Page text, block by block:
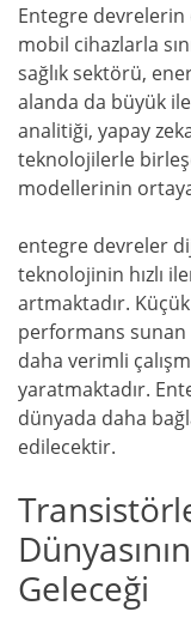
Entegre
mobil cihazlarla
sağlık sektörü,
alanda da büyük
analitiği, yapay
teknolojilerle
modellerinin ortaya
entegre devreler
teknolojinin hızlı
artmaktadır.
performans
daha verimli
yaratmaktadır.
dünyada daha
edilecektir.
Geleceği